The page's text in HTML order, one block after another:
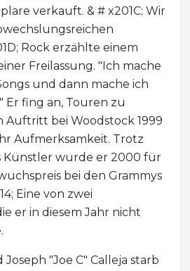
verkauft. & # x201C; Wir
Rock erzählte einem
Freilassung. "Ich mache
und dann mache ich
Er fing an, Touren zu
Auftritt bei Woodstock 1999
Aufmerksamkeit. Trotz
Künstler wurde er 2000 für
bei den Grammys
Eine von zwei
er in diesem Jahr nicht
"Joe C" Calleja starb